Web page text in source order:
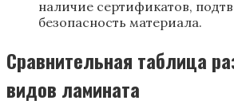
наличие сертификатов,
безопасность материала.
Сравнительная таблица
видов ламината